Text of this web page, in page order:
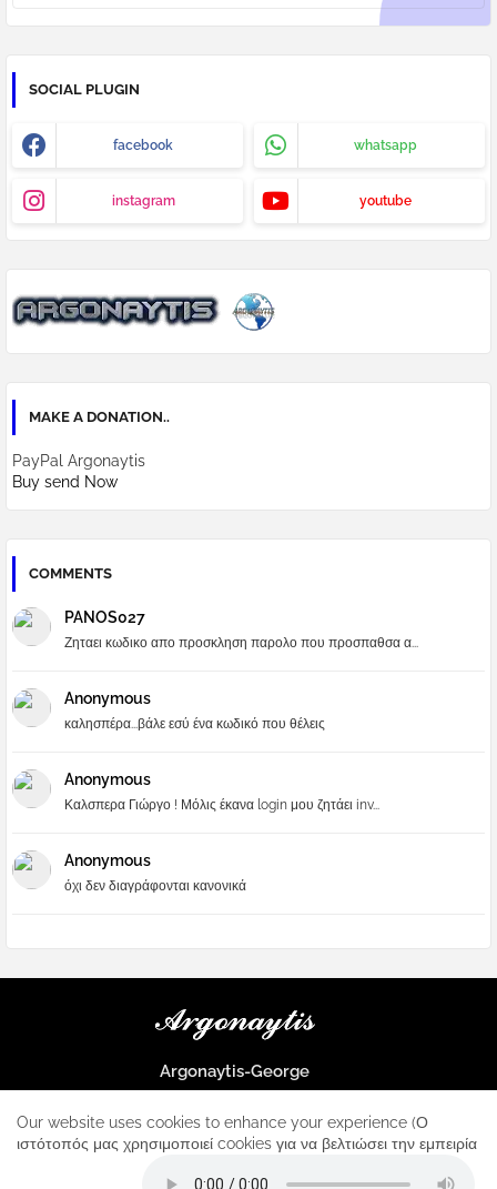
SOCIAL PLUGIN
facebook whatsapp
instagram youtube
MAKE A DONATION..
PayPal Argonaytis
Buy send Now
COMMENTS
PANOS027
Ζηταει κωδικο απο προσκληση παρολο που προσπαθσα α...
Anonymous
καλησπέρα...βάλε εσύ ένα κωδικό που θέλεις
Anonymous
Καλσπερα Γιώργο ! Μόλις έκανα login μου ζητάει inv...
Anonymous
όχι δεν διαγράφονται κανονικά
Argonaytis-George
μοναδικός σταθμός για κάθε iphone
Our website uses cookies to enhance your experience (Ο
ιστότοπός μας χρησιμοποιεί cookies για να βελτιώσει την εμπειρία